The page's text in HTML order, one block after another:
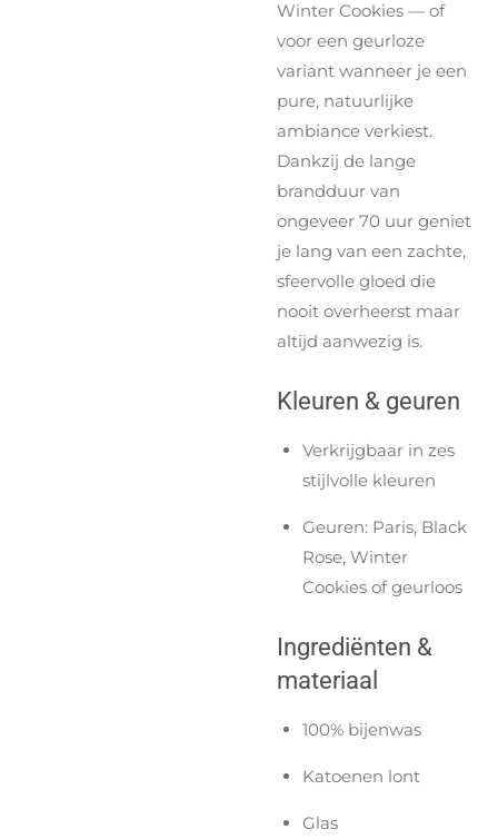
Winter Cookies — of
voor een geurloze
variant wanneer je een
pure, natuurlijke
ambiance verkiest.
Dankzij de lange
brandduur van
ongeveer 70 uur geniet
je lang van een zachte,
sfeervolle gloed die
nooit overheerst maar
altijd aanwezig is.
Kleuren & geuren
Verkrijgbaar in zes
stijlvolle kleuren
Geuren: Paris, Black
Rose, Winter
Cookies of geurloos
Ingrediënten &
materiaal
100% bijenwas
Katoenen lont
Glas